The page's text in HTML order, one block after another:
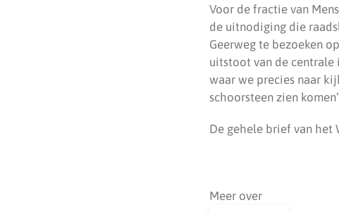
Voor de fractie van
de uitnodiging die
Geerweg te bezoeken
uitstoot van de centrale
waar we precies naar
schoorsteen zien
De gehele brief van het
Meer over